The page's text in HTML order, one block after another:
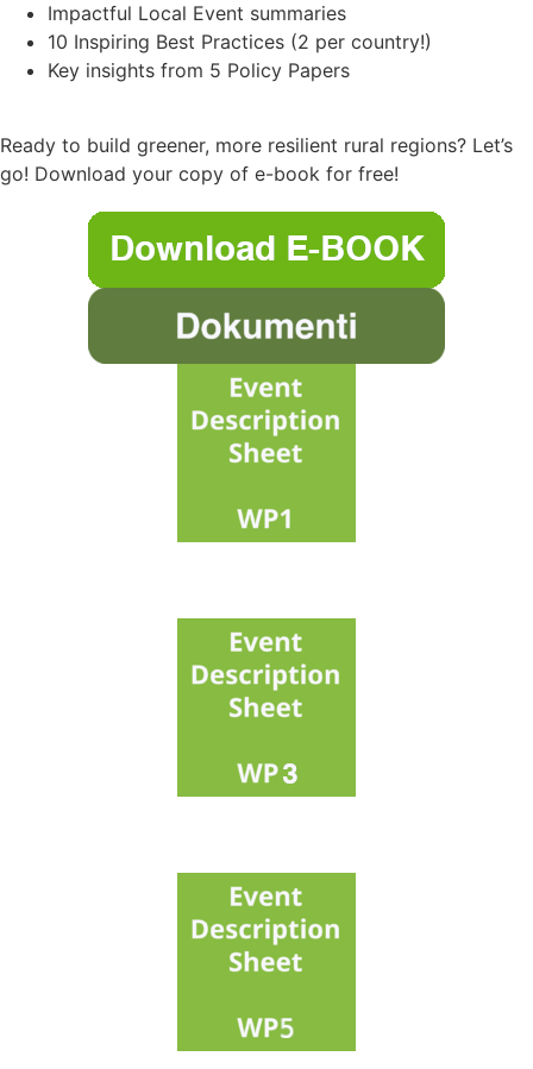
Impactful Local Event summaries
10 Inspiring Best Practices (2 per country!)
Key insights from 5 Policy Papers
Ready to build greener, more resilient rural regions? Let’s
go! Download your copy of e-book for free!